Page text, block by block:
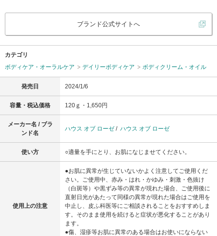
ブランド公式サイトへ
カテゴリ
ボディケア・オーラルケア
デイリーボディケア ボディクリーム・オイル
発売日 2024/1/6
容量・税込価格 120ｇ・1,650円
メーカー名 / ブラ
ンド名
ハウス オブ ローゼ / ハウス オブ ローゼ
使い方 ○適量を手にとり、お肌になじませてください。
使用上の注意
●お肌に異常が生じていないかよく注意してご使用くだ
さい。ご使用中、赤み・はれ・かゆみ・刺激・色抜け
（白斑等）や黒ずみ等の異常が現れた場合、ご使用後に
直射日光があたって同様の異常が現れた場合はご使用を
中止し、皮ふ科医等にご相談されることをおすすめしま
す。そのまま使用を続けると症状が悪化することがあり
ます。
●傷、湿疹等お肌に異常のある場合はお使いにならない